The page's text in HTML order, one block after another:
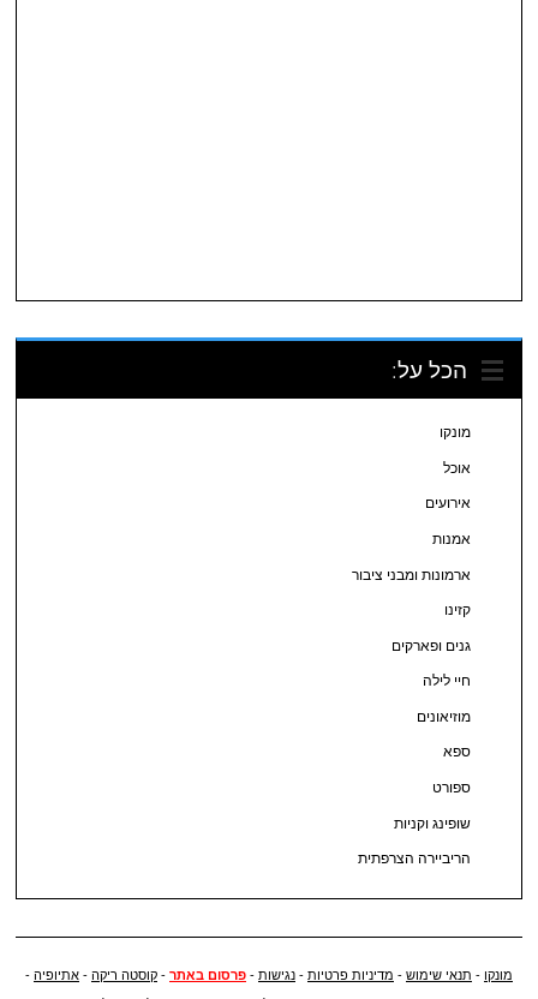
הכל על:
מונקו
אוכל
אירועים
אמנות
ארמונות ומבני ציבור
קזינו
גנים ופארקים
חיי לילה
מוזיאונים
ספא
ספורט
שופינג וקניות
הריביירה הצרפתית
מונקו - תנאי שימוש - מדיניות פרטיות - נגישות - פרסום באתר - קוסטה ריקה - אתיופיה -